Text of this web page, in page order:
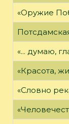
«Оружие
«... думаю,
«Красота,
«Словно